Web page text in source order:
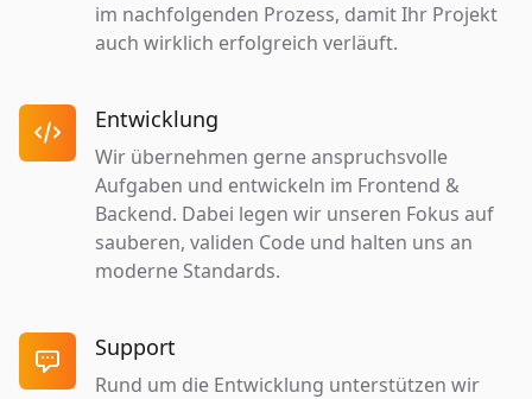
im nachfolgenden Prozess, damit Ihr Projekt
auch wirklich erfolgreich verläuft.
 Entwicklung
Wir übernehmen gerne anspruchsvolle
Aufgaben und entwickeln im Frontend &
Backend. Dabei legen wir unseren Fokus auf
sauberen, validen Code und halten uns an
moderne Standards.
 Support
Rund um die Entwicklung unterstützen wir